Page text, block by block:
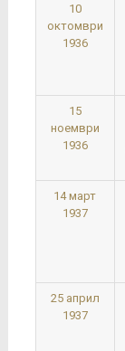
10
октомври
1936
15
ноември
1936
14 март
1937
25 април
1937